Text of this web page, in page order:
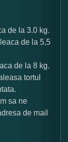
de la 3.0 kg.
de la 5,5
de la 8 kg.
tortul
sa ne
de mail